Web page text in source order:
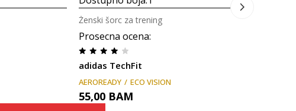
Prosecna ocena:
adidas TechFit
Ženski šorc za trening
AEROREADY ECO VISION
55,00 BAM